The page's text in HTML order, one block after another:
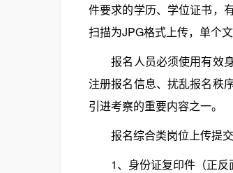
件要求的学历、学位证书，
扫描为JPG格式上传，单个
报名人员必须使用有效身
注册报名信息、扰乱报名秩
引进考察的重要内容之一。
报名综合类岗位上传提交
1、身份证复印件（正反